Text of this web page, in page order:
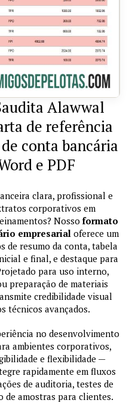
Alawwal
de referência
conta bancária
e PDF
clara, profissional e
corporativos em
Nosso formato
empresarial oferece um
de resumo da conta, tabela
e final, e destaque para
para uso interno,
preparação de materiais
credibilidade visual
técnicos avançados.
no desenvolvimento
ambientes corporativos,
e flexibilidade —
rapidamente em fluxos
de auditoria, testes de
de amostras para clientes.